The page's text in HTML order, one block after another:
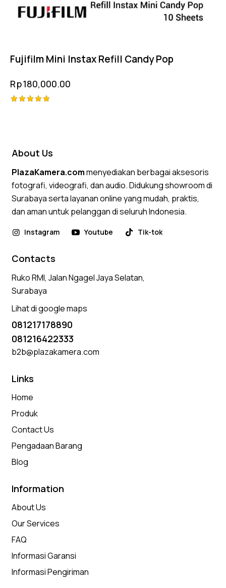
Fujifilm Mini Instax Refill Candy Pop
Rp180,000.00
About Us
PlazaKamera.commenyediakan berbagai aksesoris
fotografi, videografi, dan audio. Didukung showroom di
Surabaya serta layanan online yang mudah, praktis,
dan aman untuk pelanggan di seluruh Indonesia.
Instagram Youtube Tik-tok
Contacts
Ruko RMI, Jalan Ngagel Jaya Selatan,
Surabaya
Lihat di google maps
081217178890
081216422333
b2b@plazakamera.com
Links
Home
Produk
Contact Us
Pengadaan Barang
Blog
Information
About Us
Our Services
FAQ
Informasi Garansi
Informasi Pengiriman